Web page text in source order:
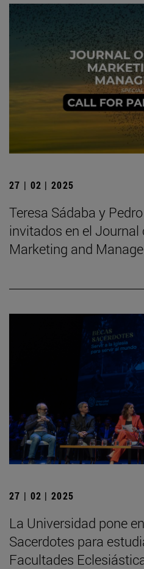
27 | 02 | 2025
Teresa Sádaba y
invitados en el Journal
Marketing and
27 | 02 | 2025
La Universidad pone
Sacerdotes para
Facultades